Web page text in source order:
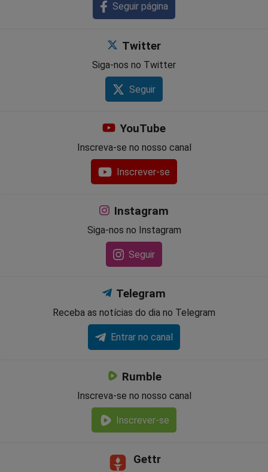
Seguir página
Twitter
Siga-nos no Twitter
Seguir
YouTube
Inscreva-se no nosso canal
Inscrever-se
Instagram
Siga-nos no Instagram
Seguir
Telegram
Receba as notícias do dia no Telegram
Entrar no canal
Rumble
Inscreva-se no nosso canal
Inscrever-se
Gettr